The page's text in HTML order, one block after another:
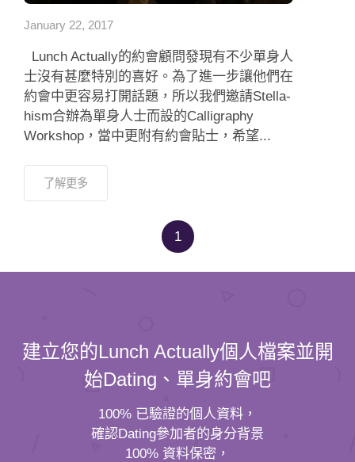
January 22, 2017
Lunch Actually的約會顧問發現有不少單身人
士沒有甚麼特別的喜好。為了進一步讓他們在
約會中更容易打開話題，所以我們邀請Stella-
hism合辦為單身人士而設的Calligraphy
Workshop，當中更附有約會貼士，希望...
了解更多
1
建立您的Lunch Actually個人檔案並開
始Dating、單身約會吧
100% 已驗證的個人資料，
確認Dating參加者的身分背景
100% 資料保密，